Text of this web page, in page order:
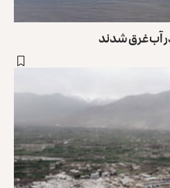
در آب غرق شدند